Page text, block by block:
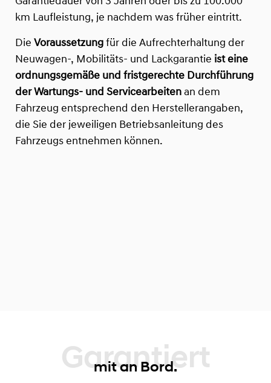
km Laufleistung, je nachdem was früher eintritt.
Die Voraussetzung für die Aufrechterhaltung der
Neuwagen-, Mobilitäts- und Lackgarantie ist eine
ordnungsgemäße und fristgerechte Durchführung
der Wartungs- und Servicearbeiten an dem
Fahrzeug entsprechend den Herstellerangaben,
die Sie der jeweiligen Betriebsanleitung des
Fahrzeugs entnehmen können.
Garantiert
mit an Bord.